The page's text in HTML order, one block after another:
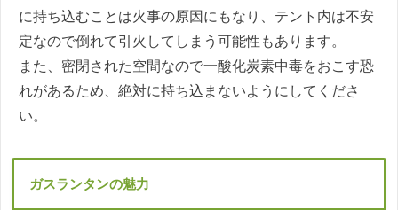
に持ち込むことは火事の原因にもなり、テント内は不安
定なので倒れて引火してしまう可能性もあります。
また、密閉された空間なので一酸化炭素中毒をおこす恐
れがあるため、絶対に持ち込まないようにしてくださ
い。
ガスランタンの魅力